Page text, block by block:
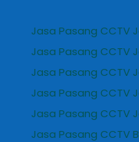
Jasa Pasang CCTV
Jasa Pasang CCTV
Jasa Pasang CCTV
Jasa Pasang CCTV
Jasa Pasang CCTV
Jasa Pasang CCTV